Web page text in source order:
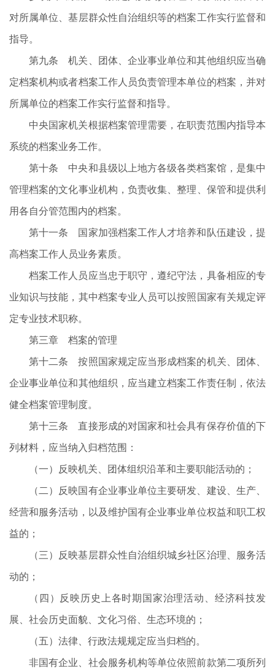
对所属单位、基层群众性自治组织等的档案工作实行监督和
指导。
第九条 机关、团体、企业事业单位和其他组织应当确
定档案机构或者档案工作人员负责管理本单位的档案，并对
所属单位的档案工作实行监督和指导。
中央国家机关根据档案管理需要，在职责范围内指导本
系统的档案业务工作。
第十条 中央和县级以上地方各级各类档案馆，是集中
管理档案的文化事业机构，负责收集、整理、保管和提供利
用各自分管范围内的档案。
第十一条 国家加强档案工作人才培养和队伍建设，提
高档案工作人员业务素质。
档案工作人员应当忠于职守，遵纪守法，具备相应的专
业知识与技能，其中档案专业人员可以按照国家有关规定评
定专业技术职称。
第三章 档案的管理
第十二条 按照国家规定应当形成档案的机关、团体、
企业事业单位和其他组织，应当建立档案工作责任制，依法
健全档案管理制度。
第十三条 直接形成的对国家和社会具有保存价值的下
列材料，应当纳入归档范围：
（一）反映机关、团体组织沿革和主要职能活动的；
（二）反映国有企业事业单位主要研发、建设、生产、
经营和服务活动，以及维护国有企业事业单位权益和职工权
益的；
（三）反映基层群众性自治组织城乡社区治理、服务活
动的；
（四）反映历史上各时期国家治理活动、经济科技发
展、社会历史面貌、文化习俗、生态环境的；
（五）法律、行政法规规定应当归档的。
非国有企业、社会服务机构等单位依照前款第二项所列